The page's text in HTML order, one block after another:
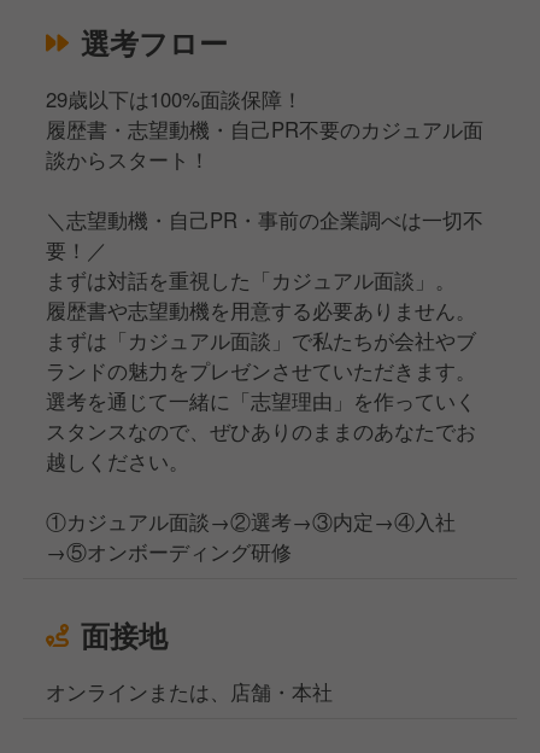
選考フロー
29歳以下は100%面談保障！
履歴書・志望動機・自己PR不要のカジュアル面
談からスタート！
＼志望動機・自己PR・事前の企業調べは一切不
要！／
まずは対話を重視した「カジュアル面談」。
履歴書や志望動機を用意する必要ありません。
まずは「カジュアル面談」で私たちが会社やブ
ランドの魅力をプレゼンさせていただきます。
選考を通じて一緒に「志望理由」を作っていく
スタンスなので、ぜひありのままのあなたでお
越しください。
①カジュアル面談→②選考→③内定→④入社
→⑤オンボーディング研修
面接地
オンラインまたは、店舗・本社